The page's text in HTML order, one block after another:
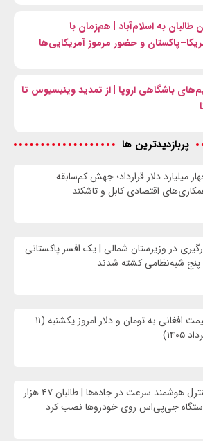
طالبان به اسلام‌آباد | هم‌زمان با
و حضور مرموز آمریکایی‌ها
باشگاهی اروپا | از تمدید وینیسیوس تا
پربازدیدترین ها
میلیارد دلار قرارداد؛ جهش کم‌سابقه
اقتصادی کابل و تاشکند
در وزیرستان شمالی | یک افسر پاکستانی
پنج شبه‌نظامی کشته شدند
قیمت افغانی به تومان و دلار امروز یکشنبه (۱۱
۱۴۰۵)
کنترل هوشمند سرعت در جاده‌ها | طالبان ۴۷ هزار
جی‌پی‌اس روی خودروها نصب کرد